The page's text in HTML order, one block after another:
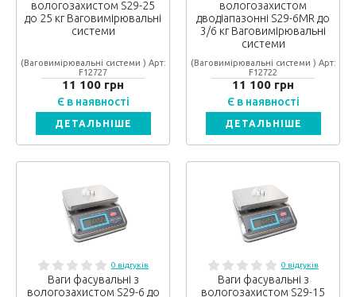
вологозахистом S29-25
до 25 кг Ваговимірювальні
системи
(Ваговимірювальні системи ) Арт:
F12727
11 100 грн
Є в наявності
ДЕТАЛЬНІШЕ
вологозахистом
дводіапазонні S29-6MR до
3/6 кг Ваговимірювальні
системи
(Ваговимірювальні системи ) Арт:
F12722
11 100 грн
Є в наявності
ДЕТАЛЬНІШЕ
0 відгуків
Ваги фасувальні з
вологозахистом S29-6 до
0 відгуків
Ваги фасувальні з
вологозахистом S29-15